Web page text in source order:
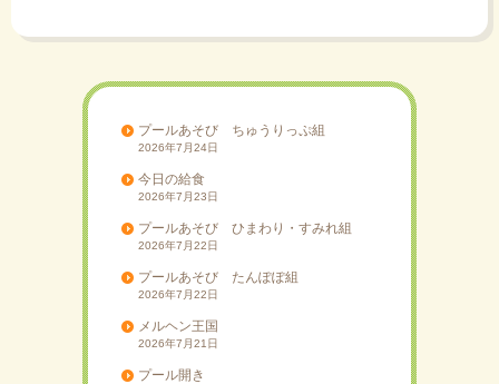
ゲ
プールあそび ちゅうりっぷ組
2026年7月24日
今日の給食
2026年7月23日
プールあそび ひまわり・すみれ組
2026年7月22日
プールあそび たんぽぽ組
2026年7月22日
メルヘン王国
2026年7月21日
プール開き